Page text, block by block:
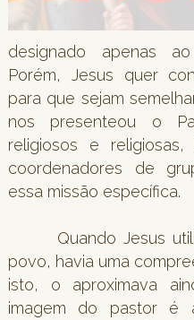
designado apenas
Porém, Jesus quer
para que sejam
nos presenteou o
religiosos e
coordenadores de
essa missão específica.
Quando Jesus
povo, havia uma
isto, o aproximava
imagem do pastor é